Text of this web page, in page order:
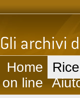
Home
on line